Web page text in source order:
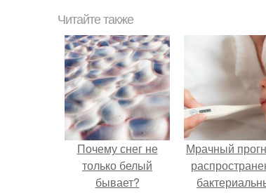
Читайте также
Почему снег не
только белый
бывает?
Мрачный